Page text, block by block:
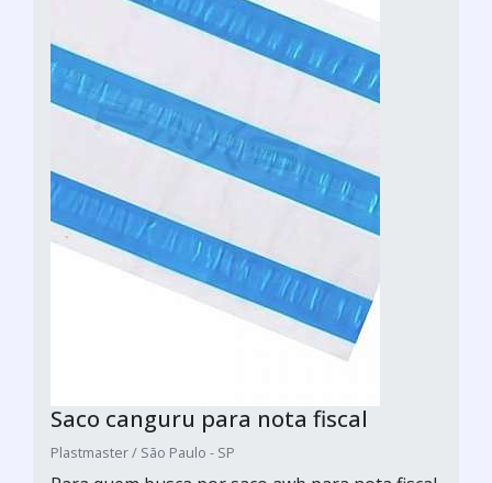
Saco canguru para nota fiscal
Plastmaster / São Paulo - SP